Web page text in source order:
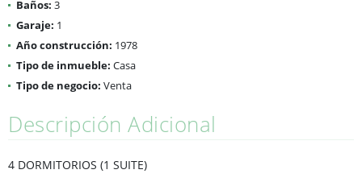
Baños: 3
Garaje: 1
Año construcción: 1978
Tipo de inmueble: Casa
Tipo de negocio: Venta
Descripción Adicional
4 DORMITORIOS (1 SUITE)